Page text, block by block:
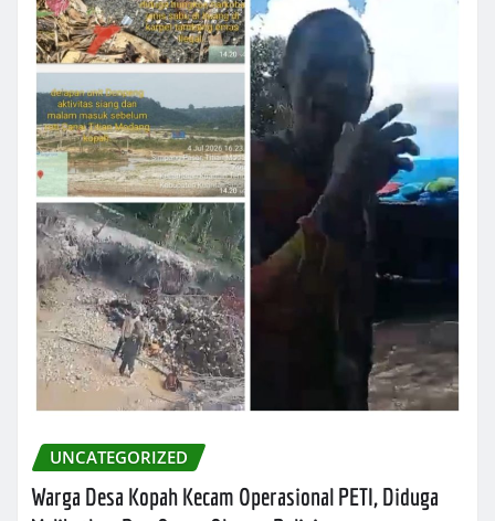
UNCATEGORIZED
Warga Desa Kopah Kecam Operasional PETI, Diduga